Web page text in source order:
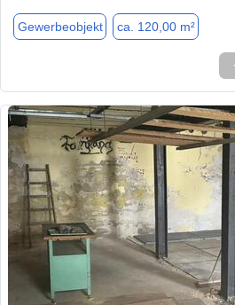
Gewerbeobjekt ca. 120,00 m²